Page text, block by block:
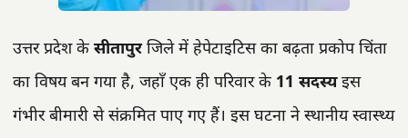
उत्तर प्रदेश के सीतापुरजिले में हेपेटाइटिस का बढ़ता प्रकोप चिंता
का विषय बन गया है, जहाँ एक ही परिवार के 11 सदस्यइस
गंभीर बीमारी से संक्रमित पाए गए हैं। इस घटना ने स्थानीय स्वास्थ्य